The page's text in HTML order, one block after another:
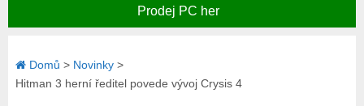
Prodej PC her
Domů > Novinky>
Hitman 3 herní ředitel povede vývoj Crysis 4